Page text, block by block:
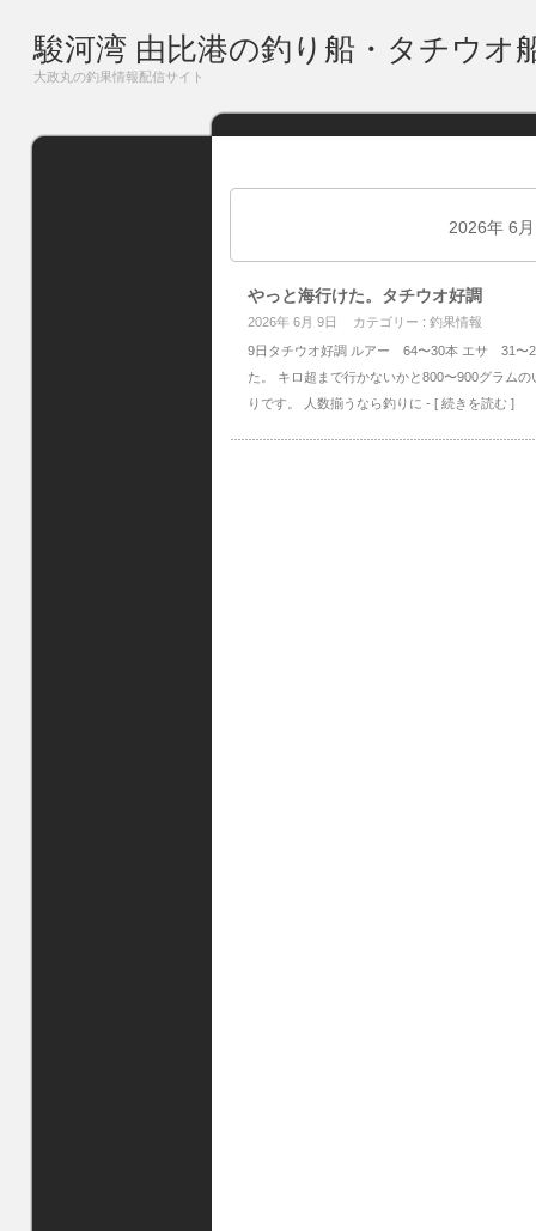
駿河湾 由比港の釣り船・タチウオ
大政丸の釣果情報配信サイト
2026年 6
やっと海行けた。タチウオ好調
2026年 6月 9日 カテゴリー : 釣果情報
9日タチウオ好調 ルアー 64〜30本 エサ 31〜
た。 キロ超まで行かないかと800〜900グラム
りです。 人数揃うなら釣りに - [ 続きを読む ]